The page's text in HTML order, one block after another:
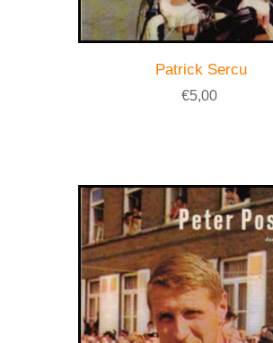
Patrick Sercu
€5,00